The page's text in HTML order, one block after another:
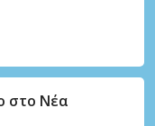
στο Νέα